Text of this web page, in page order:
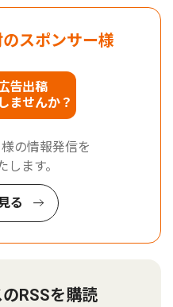
スポンサー様
告出稿
しませんか？
の情報発信を
します。
る
RSSを購読